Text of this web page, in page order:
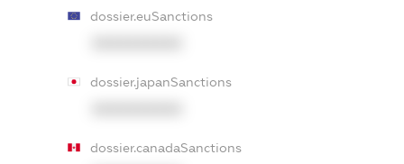
dossier.euSanctions
dossier.japanSanctions
dossier.canadaSanctions